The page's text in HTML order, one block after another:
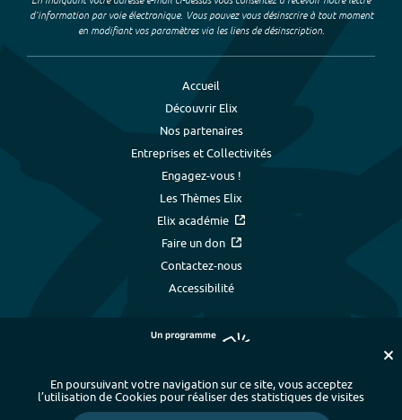
d’information par voie électronique. Vous pouvez vous désinscrire à tout moment
en modifiant vos paramètres via les liens de désinscription.
Accueil
Découvrir Elix
Nos partenaires
Entreprises et Collectivités
Engagez-vous !
Les Thèmes Elix
Elix académie
Faire un don
Contactez-nous
Accessibilité
Plan du site - Index alphabétique -
En poursuivant votre navigation sur ce site, vous acceptez
l’utilisation de Cookies pour réaliser des statistiques de visites